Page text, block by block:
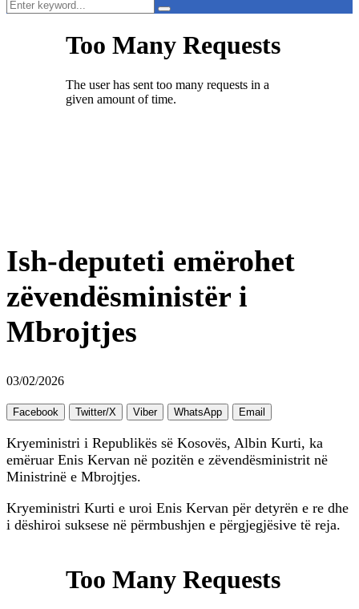
Search
for:
Search
Ish-deputeti emërohet
zëvendësministër i
Mbrojtjes
03/02/2026
Facebook Twitter/X Viber WhatsApp Email
Kryeministri i Republikës së Kosovës, Albin Kurti, ka
emëruar Enis Kervan në pozitën e zëvendësministrit në
Ministrinë e Mbrojtjes.
Kryeministri Kurti e uroi Enis Kervan për detyrën e re dhe
i dëshiroi suksese në përmbushjen e përgjegjësive të reja.